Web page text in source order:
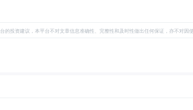
的投资建议，本平台不对文章信息准确性、完整性和及时性做出任何保证，亦不对因